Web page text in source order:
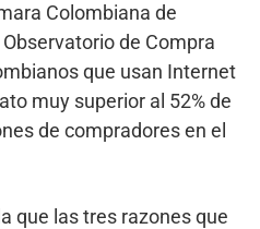
Colombiana de
de Compra
que usan Internet
muy superior al 52% de
de compradores en el
que las tres razones que